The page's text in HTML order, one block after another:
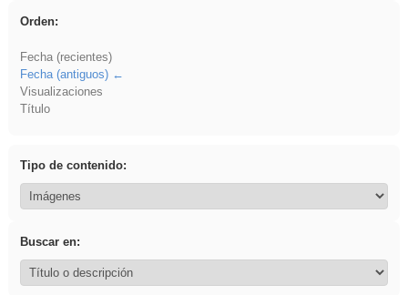
Orden:
Fecha (recientes)
Fecha (antiguos)
Visualizaciones
Título
Tipo de contenido:
Buscar en: